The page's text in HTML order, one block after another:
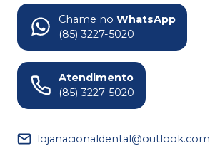
Chame no WhatsApp
(85) 3227-5020
Atendimento
(85) 3227-5020
lojanacionaldental@outlook.com